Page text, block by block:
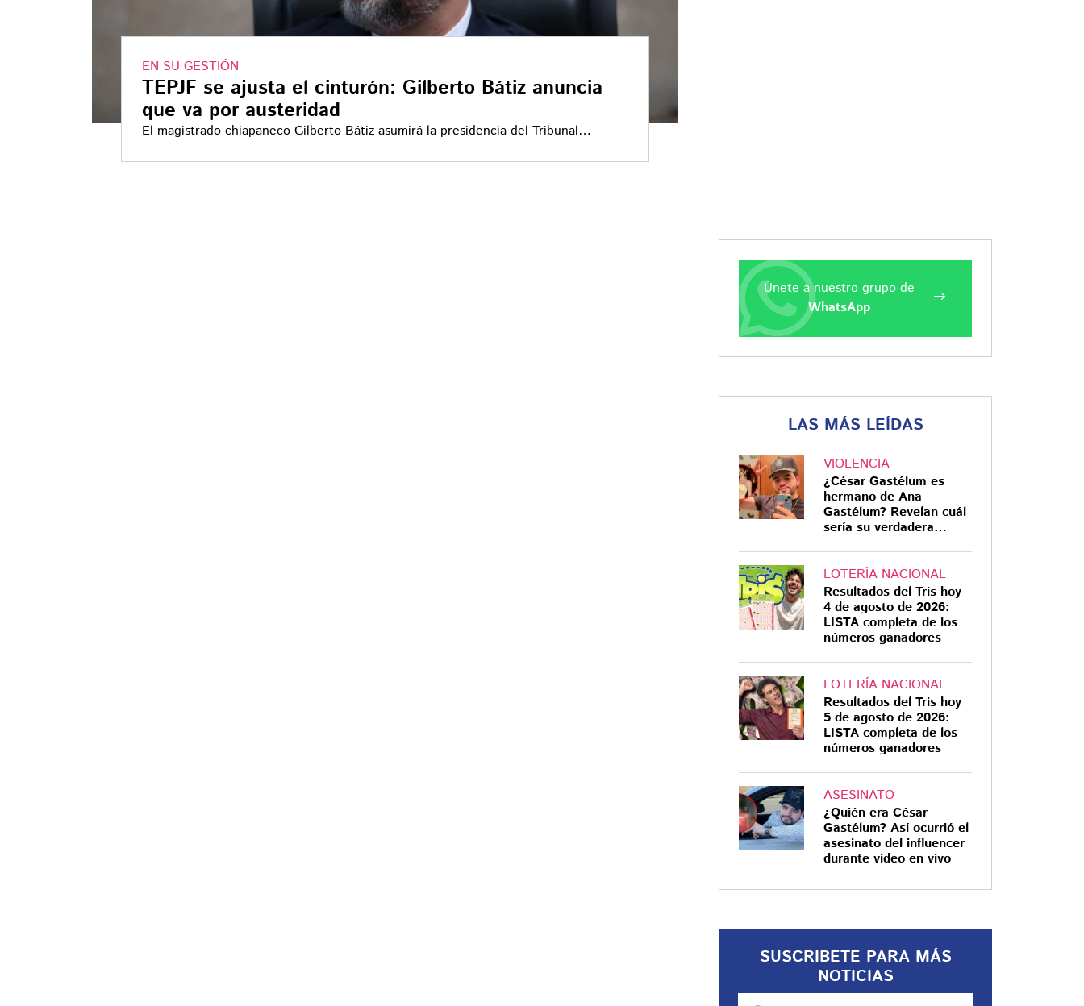
EN SU GESTIÓN
TEPJF se ajusta el cinturón: Gilberto Bátiz anuncia
que va por austeridad
El magistrado chiapaneco Gilberto Bátiz asumirá la presidencia del Tribunal
Únete a nuestro grupo de
WhatsApp
LAS MÁS LEÍDAS
VIOLENCIA
¿César Gastélum es
hermano de Ana
Gastélum? Revelan cuál
sería su verdadera
LOTERÍA NACIONAL
Resultados del Tris hoy
4 de agosto de 2026:
LISTA completa de los
números ganadores
LOTERÍA NACIONAL
Resultados del Tris hoy
5 de agosto de 2026:
LISTA completa de los
números ganadores
ASESINATO
¿Quién era César
Gastélum? Así ocurrió el
asesinato del influencer
durante video en vivo
SUSCRIBETE PARA MÁS
NOTICIAS